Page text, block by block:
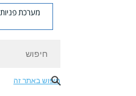
מערכת פניות
חיפוש באתר זה